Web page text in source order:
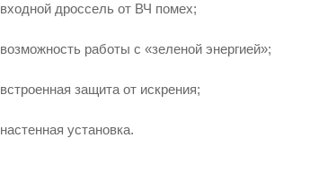
входной дроссель от ВЧ помех;
возможность работы с «зеленой энергией»;
встроенная защита от искрения;
настенная установка.